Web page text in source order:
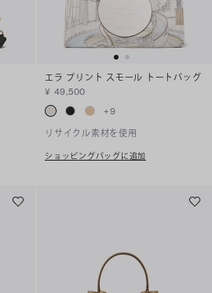
エラ プリント スモール トートバッグ
¥ 49,500
+9
リサイクル素材を使用
ショッピングバッグに追加